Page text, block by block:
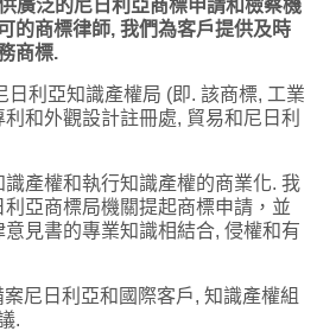
廣泛的尼日利亞商標申請和檢察機
的商標律師, 我們為客戶提供及時
商標.
日利亞知識產權局 (即. 該商標, 工業
和外觀設計註冊處, 貿易和尼日利
產權和執行知識產權的商業化. 我
亞商標局機關提起商標申請，並
見書的專業知識相結合, 侵權和有
尼日利亞和國際客戶, 知識產權組
.